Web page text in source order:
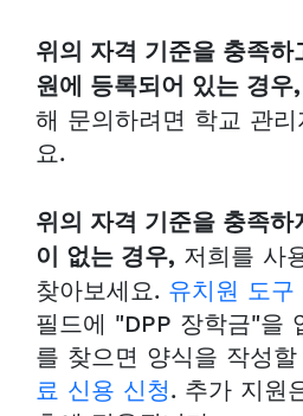
위의 자격 기준을 충족하
원에 등록되어 있는 경우,
해 문의하려면 학교 관
요.
위의 자격 기준을 충족하
이 없는 경우, 저희를 사
찾아보세요. 유치원 도구
필드에 "DPP 장학금"을
를 찾으면 양식을 작성
료 신용 신청. 추가 지원